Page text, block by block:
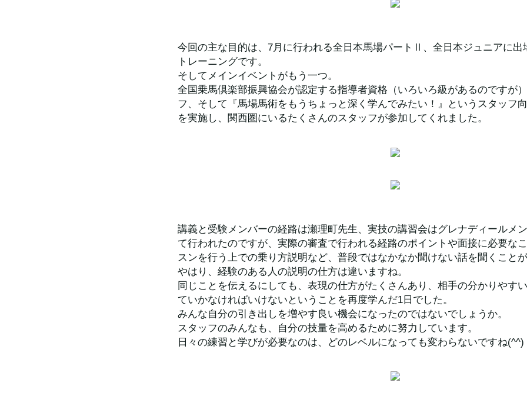
今回の主な目的は、7月に行われる全日本馬場パートⅡ、全日本ジュニアに出
トレーニングです。
そしてメインイベントがもう一つ。
全国乗馬倶楽部振興協会が認定する指導者資格（いろいろ級があるのですが
フ、そして『馬場馬術をもうちょっと深く学んでみたい！』というスタッフ
を実施し、関西圏にいるたくさんのスタッフが参加してくれました。
講義と受験メンバーの経路は瀬理町先生、実技の講習会はグレナディールメ
て行われたのですが、実際の審査で行われる経路のポイントや面接に必要な
スンを行う上での乗り方説明など、普段ではなかなか聞けない話を聞くことが
やはり、経験のある人の説明の仕方は違いますね。
同じことを伝えるにしても、表現の仕方がたくさんあり、相手の分かりやす
ていかなければいけないということを再度学んだ1日でした。
みんな自分の引き出しを増やす良い機会になったのではないでしょうか。
スタッフのみんなも、自分の技量を高めるために努力しています。
日々の練習と学びが必要なのは、どのレベルになっても変わらないですね(^^)